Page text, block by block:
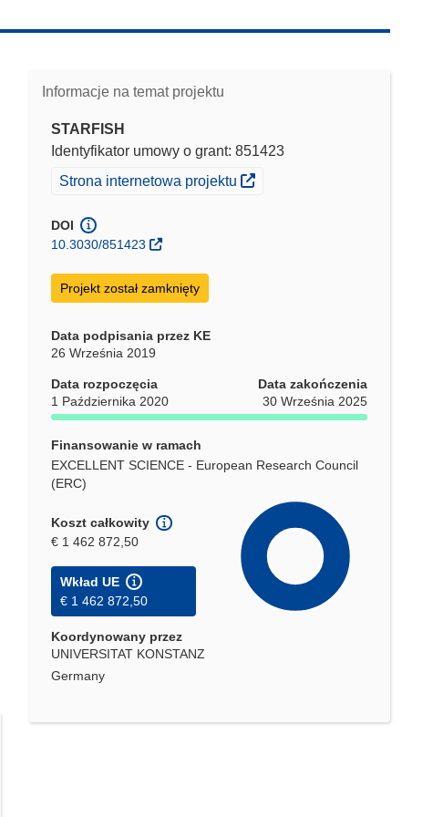
Informacje na temat projektu
STARFISH
Identyfikator umowy o grant: 851423
(odnośnik otworzy się w nowym oknie)
Strona internetowa projektu
DOI
10.3030/851423
Projekt został zamknięty
Data podpisania przez KE
26 Września 2019
Data rozpoczęcia
1 Października 2020
Data zakończenia
30 Września 2025
Finansowanie w ramach
EXCELLENT SCIENCE - European Research Council
(ERC)
Koszt całkowity
€ 1 462 872,50
Wkład UE
€ 1 462 872,50
Koordynowany przez
UNIVERSITAT KONSTANZ
Germany